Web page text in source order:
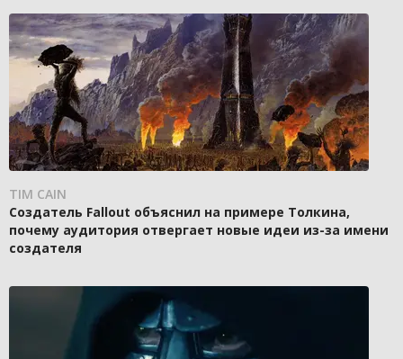
TIM CAIN
Создатель Fallout объяснил на примере Толкина,
почему аудитория отвергает новые идеи из-за имени
создателя